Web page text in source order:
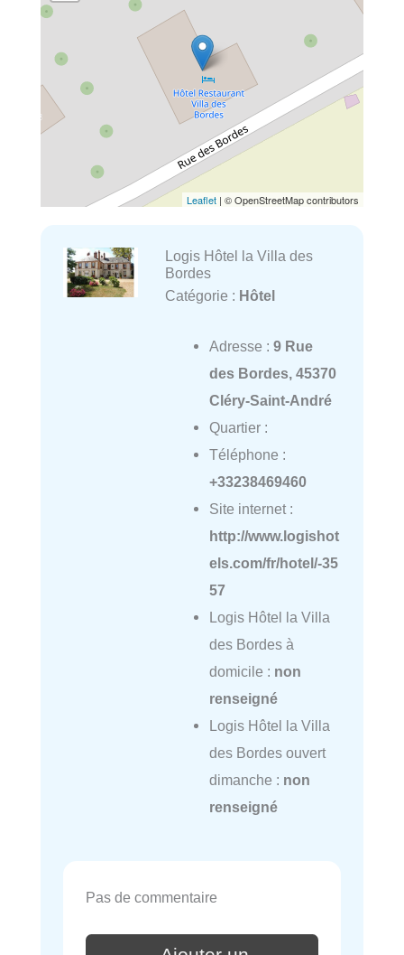
Leaflet | © OpenStreetMap contributors
Logis Hôtel la Villa des
Bordes
Catégorie : Hôtel
Adresse : 9 Rue
des Bordes, 45370
Cléry-Saint-André
Quartier :
Téléphone :
+33238469460
Site internet :
http://www.logishot
els.com/fr/hotel/-35
57
Logis Hôtel la Villa
des Bordes à
domicile : non
renseigné
Logis Hôtel la Villa
des Bordes ouvert
dimanche : non
renseigné
Pas de commentaire